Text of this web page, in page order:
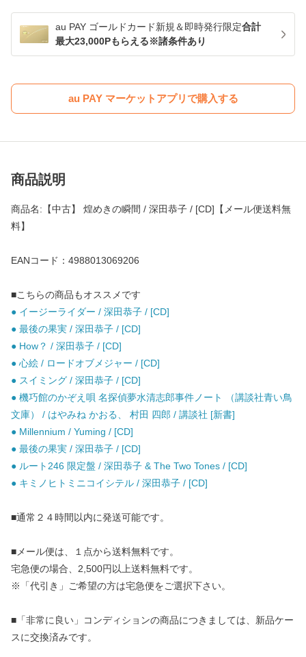
au PAY ゴールドカード新規＆即時発行限定合計
最大23,000Pもらえる※諸条件あり
au PAY マーケットアプリで購入する
商品説明
商品名:【中古】 煌めきの瞬間 / 深田恭子 / [CD]【メール便送料無
料】
EANコード：4988013069206
■こちらの商品もオススメです
● イージーライダー / 深田恭子 / [CD]
● 最後の果実 / 深田恭子 / [CD]
● How？ / 深田恭子 / [CD]
● 心絵 / ロードオブメジャー / [CD]
● スイミング / 深田恭子 / [CD]
● 機巧館のかぞえ唄 名探偵夢水清志郎事件ノート （講談社青い鳥
文庫） / はやみね かおる、 村田 四郎 / 講談社 [新書]
● Millennium / Yuming / [CD]
● 最後の果実 / 深田恭子 / [CD]
● ルート246 限定盤 / 深田恭子 & The Two Tones / [CD]
● キミノヒトミニコイシテル / 深田恭子 / [CD]
■通常２４時間以内に発送可能です。
■メール便は、１点から送料無料です。
宅急便の場合、2,500円以上送料無料です。
※「代引き」ご希望の方は宅急便をご選択下さい。
■「非常に良い」コンディションの商品につきましては、新品ケー
スに交換済みです。